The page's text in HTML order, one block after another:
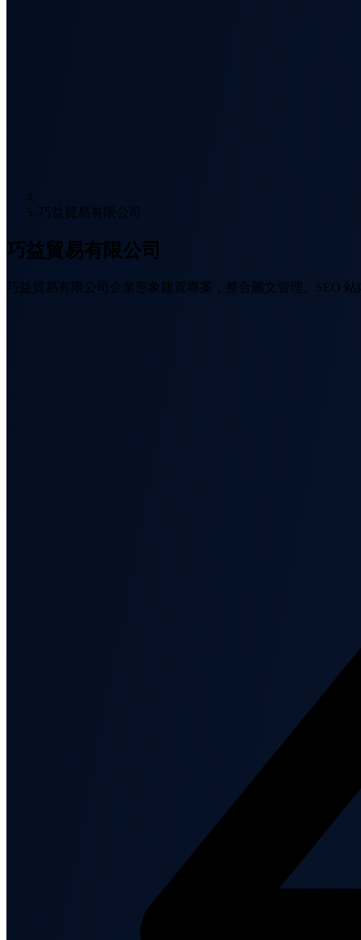
巧益貿易有限公司
巧益貿易有限公司
巧益貿易有限公司企業形象建置專案，整合圖文管理、SEO